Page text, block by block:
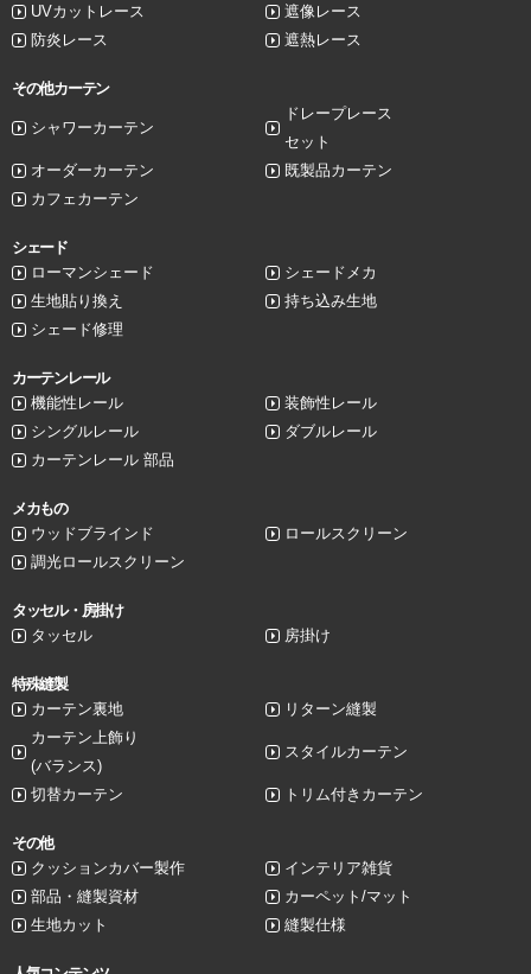
UVカットレース
遮像レース
防炎レース
遮熱レース
その他カーテン
シャワーカーテン
ドレープレース
セット
オーダーカーテン
既製品カーテン
カフェカーテン
シェード
ローマンシェード
シェードメカ
生地貼り換え
持ち込み生地
シェード修理
カーテンレール
機能性レール
装飾性レール
シングルレール
ダブルレール
カーテンレール 部品
メカもの
ウッドブラインド
ロールスクリーン
調光ロールスクリーン
タッセル・房掛け
タッセル
房掛け
特殊縫製
カーテン裏地
リターン縫製
カーテン上飾り
(バランス)
スタイルカーテン
切替カーテン トリム付きカーテン
その他
クッションカバー製作
インテリア雑貨
部品・縫製資材
カーペット/マット
生地カット
縫製仕様